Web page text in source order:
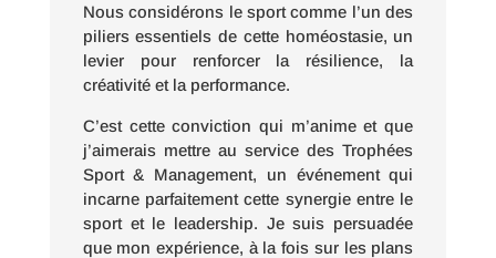
Nous considérons le sport comme l’un des
piliers essentiels de cette homéostasie, un
levier pour renforcer la résilience, la
créativité et la performance.
C’est cette conviction qui m’anime et que
j’aimerais mettre au service des Trophées
Sport & Management, un événement qui
incarne parfaitement cette synergie entre le
sport et le leadership. Je suis persuadée
que mon expérience, à la fois sur les plans